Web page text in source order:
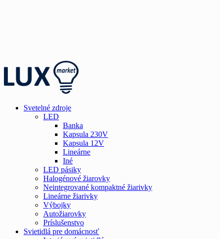
Svetelné zdroje
LED
Banka
Kapsula 230V
Kapsula 12V
Lineárne
Iné
LED pásiky
Halogénové žiarovky
Neintegrované kompaktné žiarivky
Lineárne žiarivky
Výbojky
Autožiarovky
Príslušenstvo
Svietidlá pre domácnosť